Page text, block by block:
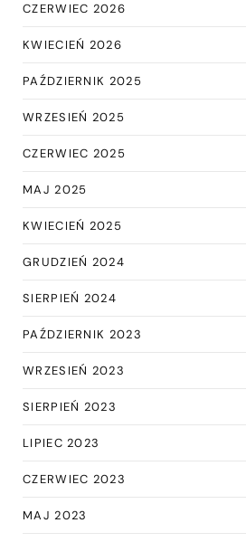
CZERWIEC 2026
KWIECIEŃ 2026
PAŹDZIERNIK 2025
WRZESIEŃ 2025
CZERWIEC 2025
MAJ 2025
KWIECIEŃ 2025
GRUDZIEŃ 2024
SIERPIEŃ 2024
PAŹDZIERNIK 2023
WRZESIEŃ 2023
SIERPIEŃ 2023
LIPIEC 2023
CZERWIEC 2023
MAJ 2023